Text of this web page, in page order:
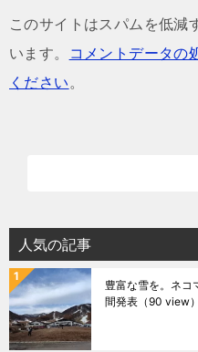
このサイトはスパムを低
います。
コメントデータの
ください。
人気の記事
豊富な雪を。ネ
間発表 （90 view）